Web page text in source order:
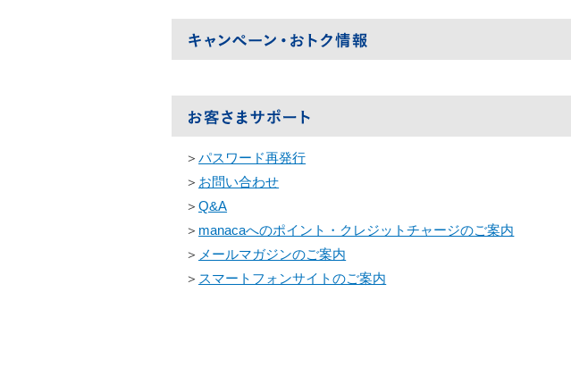
＞パスワード再発行
＞ お問い合わせ
＞Q&A
＞ manacaへのポイント・クレジットチャージのご案内
＞ メールマガジンのご案内
＞ スマートフォンサイトのご案内